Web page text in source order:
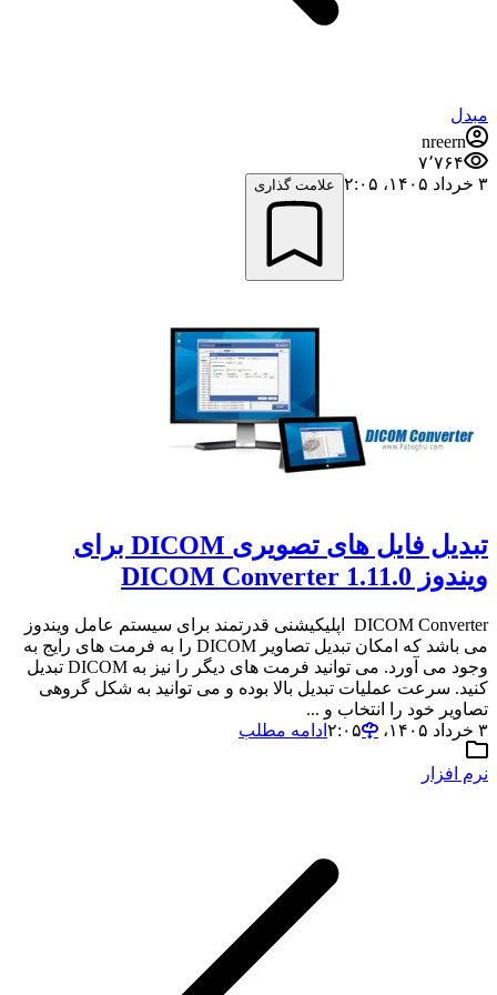
مبدل
nreern
۷٬۷۶۴
۳ خرداد ۱۴۰۵،‏ ۲:۰۵
علامت گذاری
تبدیل فایل های تصویری DICOM برای
ویندوز DICOM Converter 1.11.0
DICOM Converter اپلیکیشنی قدرتمند برای سیستم عامل ویندوز
می باشد که امکان تبدیل تصاویر DICOM را به فرمت های رایج به
وجود می آورد. می توانید فرمت های دیگر را نیز به DICOM تبدیل
کنید. سرعت عملیات تبدیل بالا بوده و می توانید به شکل گروهی
تصاویر خود را انتخاب و ...
۳ خرداد ۱۴۰۵،‏ ۲:۰۵
ادامه مطلب
نرم افزار